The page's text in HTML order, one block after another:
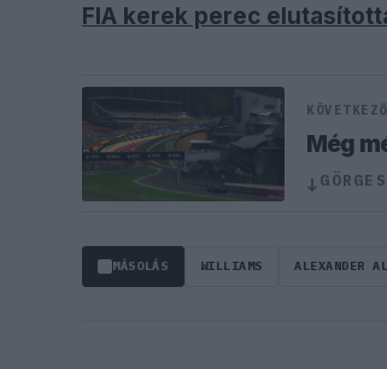
FIA kerek perec
Még
↓
MÁSOLÁS WILLIAMS ALEXANDER